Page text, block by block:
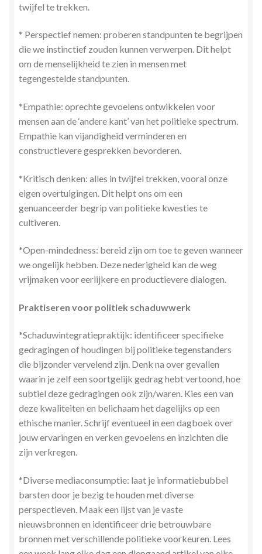
twijfel te trekken.
* Perspectief nemen: proberen standpunten te begrijpen
die we instinctief zouden kunnen verwerpen. Dit helpt
om de menselijkheid te zien in mensen met
tegengestelde standpunten.
*Empathie: oprechte gevoelens ontwikkelen voor
mensen aan de ‘andere kant’ van het politieke spectrum.
Empathie kan vijandigheid verminderen en
constructievere gesprekken bevorderen.
*Kritisch denken: alles in twijfel trekken, vooral onze
eigen overtuigingen. Dit helpt ons om een
genuanceerder begrip van politieke kwesties te
cultiveren.
*Open-mindedness: bereid zijn om toe te geven wanneer
we ongelijk hebben. Deze nederigheid kan de weg
vrijmaken voor eerlijkere en productievere dialogen.
Praktiseren voor politiek schaduwwerk
*Schaduwintegratiepraktijk: identificeer specifieke
gedragingen of houdingen bij politieke tegenstanders
die bijzonder vervelend zijn. Denk na over gevallen
waarin je zelf een soortgelijk gedrag hebt vertoond, hoe
subtiel deze gedragingen ook zijn/waren. Kies een van
deze kwaliteiten en belichaam het dagelijks op een
ethische manier. Schrijf eventueel in een dagboek over
jouw ervaringen en verken gevoelens en inzichten die
zijn verkregen.
*Diverse mediaconsumptie: laat je informatiebubbel
barsten door je bezig te houden met diverse
perspectieven. Maak een lijst van je vaste
nieuwsbronnen en identificeer drie betrouwbare
bronnen met verschillende politieke voorkeuren. Lees